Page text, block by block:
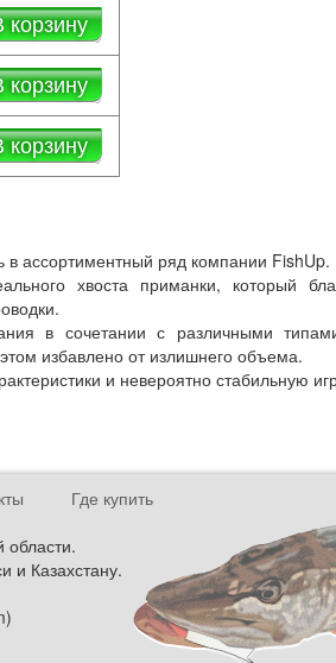
корзину
корзину
корзину
в ассортиментный ряд компании FishUp.
хвоста приманки, который
в сочетании с различными
избавлено от излишнего объема.
и невероятно стабильную
Где купить
области.
и Казахстану.